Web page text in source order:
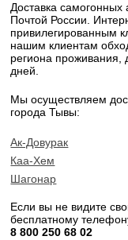
Доставка
Почтой России.
привилегированным
нашим клиентам
региона проживания,
дней.
Мы осуществляем
города Тывы:
Ак-Довурак
Каа-Хем
Шагонар
Если вы не видите
бесплатному
8 800 250 68 02​